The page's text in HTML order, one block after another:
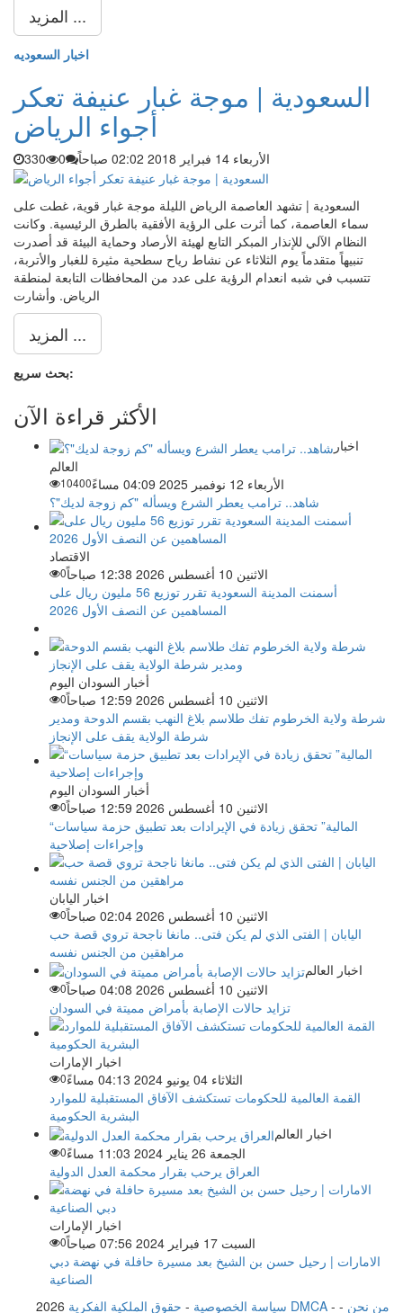
المزيد ...
اخبار السعوديه
السعودية | موجة غبار عنيفة تعكر
أجواء الرياض
الأربعاء 14 فبراير 2018 02:02 صباحاً 0
330
السعودية | تشهد العاصمة الرياض الليلة موجة غبار قوية، غطت على
سماء العاصمة، كما أثرت على الرؤية الأفقية بالطرق الرئيسية. وكانت
النظام الآلي للإنذار المبكر التابع لهيئة الأرصاد وحماية البيئة قد أصدرت
تنبيهاً متقدماً يوم الثلاثاء عن نشاط رياح سطحية مثيرة للغبار والأتربة،
تتسبب في شبه انعدام الرؤية على عدد من المحافظات التابعة لمنطقة
الرياض. وأشارت
المزيد ...
بحث سريع:
الأكثر قراءة الآن
اخبار
العالم
الأربعاء 12 نوفمبر 2025 04:09 مساءً
10400
شاهد.. ترامب يعطر الشرع ويسأله "كم زوجة لديك"؟
الاقتصاد
الاثنين 10 أغسطس 2026 12:38 صباحاً
0
أسمنت المدينة السعودية تقرر توزيع 56 مليون ريال على
المساهمين عن النصف الأول 2026
أخبار السودان اليوم
الاثنين 10 أغسطس 2026 12:59 صباحاً
0
شرطة ولاية الخرطوم تفك طلاسم بلاغ النهب بقسم الدوحة ومدير
شرطة الولاية يقف على الإنجاز
أخبار السودان اليوم
الاثنين 10 أغسطس 2026 12:59 صباحاً
0
“المالية” تحقق زيادة في الإيرادات بعد تطبيق حزمة سياسات
وإجراءات إصلاحية
اخبار اليابان
الاثنين 10 أغسطس 2026 02:04 صباحاً
0
اليابان | الفتى الذي لم يكن فتى.. مانغا ناجحة تروي قصة حب
مراهقين من الجنس نفسه
اخبار العالم
الاثنين 10 أغسطس 2026 04:08 صباحاً
0
تزايد حالات الإصابة بأمراض مميتة في السودان
اخبار الإمارات
الثلاثاء 04 يونيو 2024 04:13 مساءً
0
القمة العالمية للحكومات تستكشف الآفاق المستقبلية للموارد
البشرية الحكومية
اخبار العالم
الجمعة 26 يناير 2024 11:03 مساءً
0
العراق يرحب بقرار محكمة العدل الدولية
اخبار الإمارات
السبت 17 فبراير 2024 07:56 صباحاً
0
الامارات | رحيل حسن بن الشيخ بعد مسيرة حافلة في نهضة دبي
الصناعية
2026
سياسة الخصوصية - حقوق الملكية الفكرية DMCA - من نحن -